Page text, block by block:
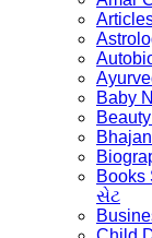
Baby
Books
સેટ